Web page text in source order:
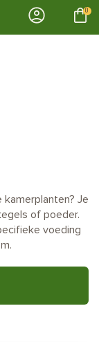
0
kamerplanten? Je
of poeder.
voeding